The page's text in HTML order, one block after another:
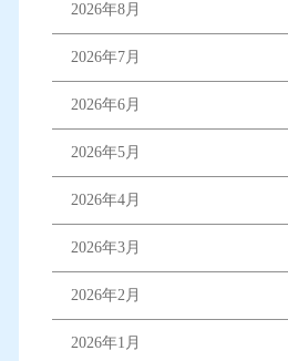
2026年8月
2026年7月
2026年6月
2026年5月
2026年4月
2026年3月
2026年2月
2026年1月